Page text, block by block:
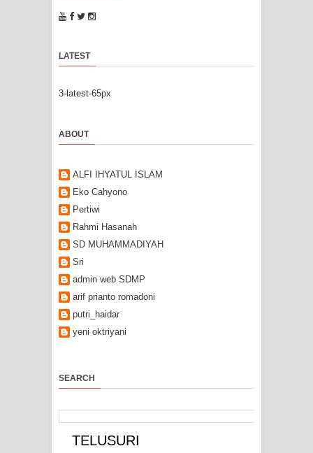
LATEST
3-latest-65px
ABOUT
ALFI IHYATUL ISLAM
Eko Cahyono
Pertiwi
Rahmi Hasanah
SD MUHAMMADIYAH
Sri
admin web SDMP
arif prianto romadoni
putri_haidar
yeni oktriyani
SEARCH